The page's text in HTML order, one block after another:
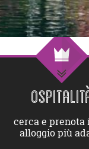
cerca e prenota
alloggio più